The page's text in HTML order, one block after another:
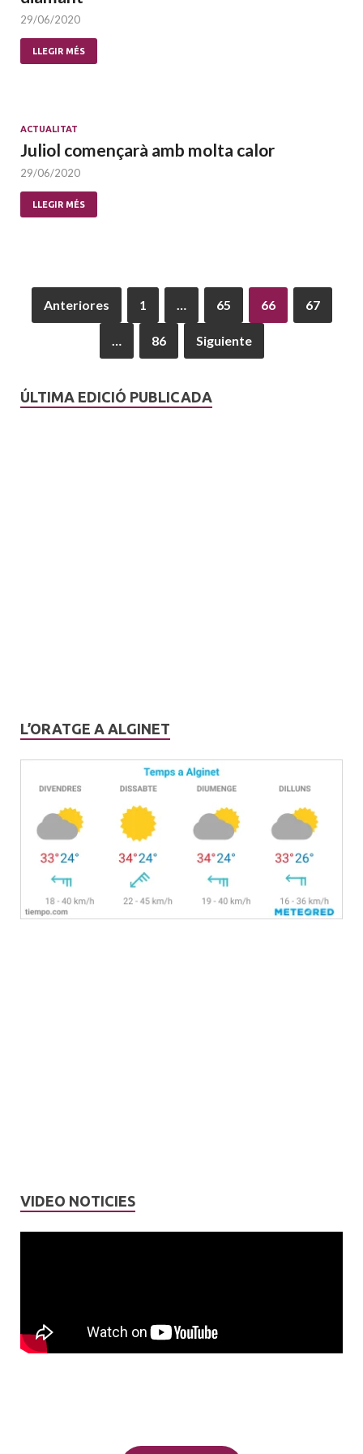
29/06/2020
LLEGIR MÉS
ACTUALITAT
Juliol començarà amb molta calor
29/06/2020
LLEGIR MÉS
Anteriores 1 … 65 66 67
… 86 Siguiente
ÚLTIMA EDICIÓ PUBLICADA
L’ORATGE A ALGINET
VIDEO NOTICIES